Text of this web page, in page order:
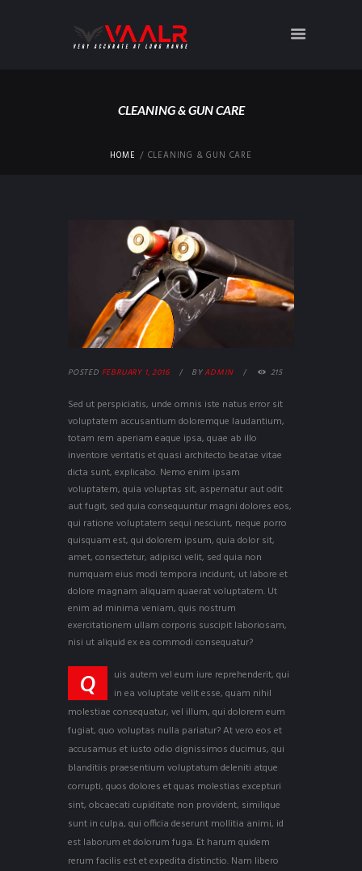
CLEANING & GUN CARE
HOME CLEANING & GUN CARE
POSTED FEBRUARY 1, 2016 BYADMIN 215
Sed ut perspiciatis, unde omnis iste natus error sit
voluptatem accusantium doloremque laudantium,
totam rem aperiam eaque ipsa, quae ab illo
inventore veritatis et quasi architecto beatae vitae
dicta sunt, explicabo. Nemo enim ipsam
voluptatem, quia voluptas sit, aspernatur aut odit
aut fugit, sed quia consequuntur magni dolores eos,
qui ratione voluptatem sequi nesciunt, neque porro
quisquam est, qui dolorem ipsum, quia dolor sit,
amet, consectetur, adipisci velit, sed quia non
numquam eius modi tempora incidunt, ut labore et
dolore magnam aliquam quaerat voluptatem. Ut
enim ad minima veniam, quis nostrum
exercitationem ullam corporis suscipit laboriosam,
nisi ut aliquid ex ea commodi consequatur?
Q
uis autem vel eum iure reprehenderit, qui
in ea voluptate velit esse, quam nihil
molestiae consequatur, vel illum, qui dolorem eum
fugiat, quo voluptas nulla pariatur? At vero eos et
accusamus et iusto odio dignissimos ducimus, qui
blanditiis praesentium voluptatum deleniti atque
corrupti, quos dolores et quas molestias excepturi
sint, obcaecati cupiditate non provident, similique
sunt in culpa, qui officia deserunt mollitia animi, id
est laborum et dolorum fuga. Et harum quidem
rerum facilis est et expedita distinctio. Nam libero